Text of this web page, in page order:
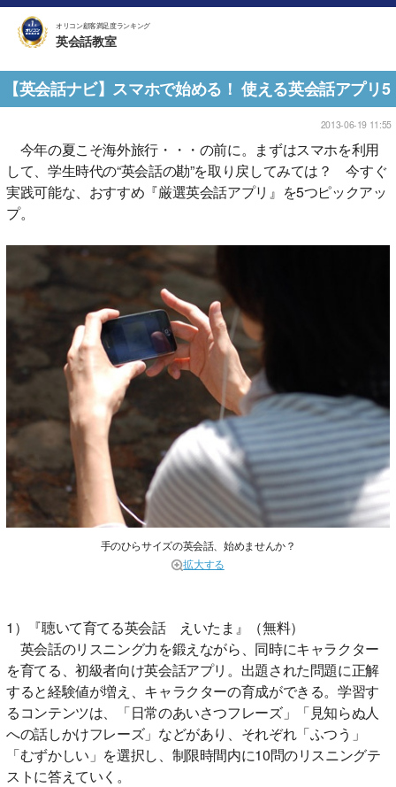
オリコン顧客満足度ランキング
英会話教室
【英会話ナビ】スマホで始める！ 使える英会話アプリ5
2013-06-19 11:55
今年の夏こそ海外旅行・・・の前に。まずはスマホを利用
して、学生時代の“英会話の勘”を取り戻してみては？ 今すぐ
実践可能な、おすすめ『厳選英会話アプリ』を5つピックアッ
プ。
手のひらサイズの英会話、始めませんか？
拡大する
1）『聴いて育てる英会話 えいたま』（無料）
英会話のリスニング力を鍛えながら、同時にキャラクター
を育てる、初級者向け英会話アプリ。出題された問題に正解
すると経験値が増え、キャラクターの育成ができる。学習す
るコンテンツは、「日常のあいさつフレーズ」「見知らぬ人
への話しかけフレーズ」などがあり、それぞれ「ふつう」
「むずかしい」を選択し、制限時間内に10問のリスニングテ
ストに答えていく。